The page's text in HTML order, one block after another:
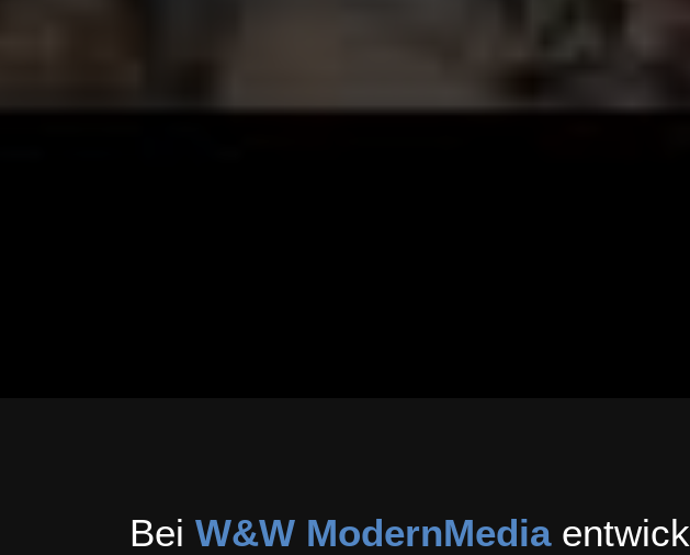
Bei W&W ModernMedia